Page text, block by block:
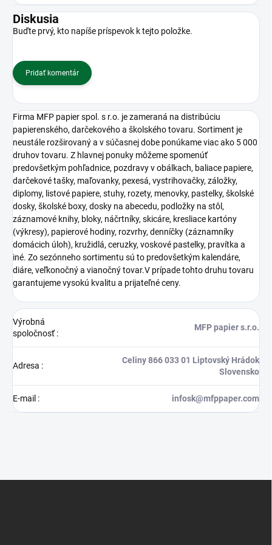
Diskusia
Buďte prvý, kto napíše príspevok k tejto položke.
Pridať komentár
Firma MFP papier spol. s r.o. je zameraná na distribúciu
papierenského, darčekového a školského tovaru. Sortiment je
neustále rozširovaný a v súčasnej dobe ponúkame viac ako 5 000
druhov tovaru. Z hlavnej ponuky môžeme spomenúť
predovšetkým pohľadnice, pozdravy v obálkach, baliace papiere,
darčekové tašky, maľovanky, pexesá, vystrihovačky, záložky,
diplomy, listové papiere, stuhy, rozety, menovky, pastelky, školské
dosky, školské boxy, dosky na abecedu, podložky na stôl,
záznamové knihy, bloky, náčrtníky, skicáre, kresliace kartóny
(výkresy), papierové hodiny, rozvrhy, denníčky (záznamníky
domácich úloh), kružidlá, ceruzky, voskové pastelky, pravítka a
iné. Zo sezónneho sortimentu sú to predovšetkým kalendáre,
diáre, veľkonočný a vianočný tovar.V prípade tohto druhu tovaru
garantujeme vysokú kvalitu a prijateľné ceny.
Výrobná
spoločnosť:
MFP papier s.r.o.
Adresa :
Celiny 866 033 01 Liptovský Hrádok
Slovensko
E-mail : infosk@mfppaper.com